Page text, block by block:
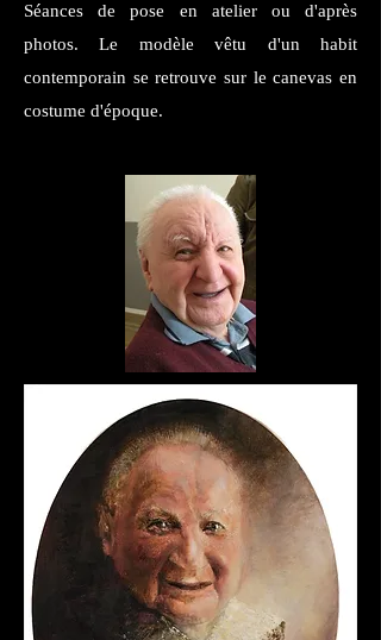
Séances de pose en atelier ou d'après
photos. Le modèle vêtu d'un habit
contemporain se retrouve sur le canevas en
costume d'époque.